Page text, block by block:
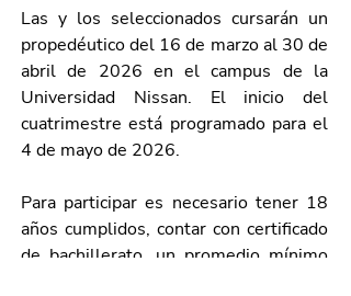
Las y los seleccionados cursarán un
propedéutico del 16 de marzo al 30 de
abril de 2026 en el campus de la
Universidad Nissan. El inicio del
cuatrimestre está programado para el
4 de mayo de 2026.
Para participar es necesario tener 18
años cumplidos, contar con certificado
de bachillerato, un promedio mínimo